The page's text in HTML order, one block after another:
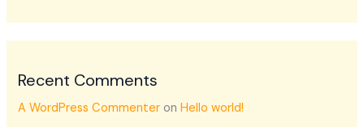
Recent Comments
A WordPress Commenter onHello world!